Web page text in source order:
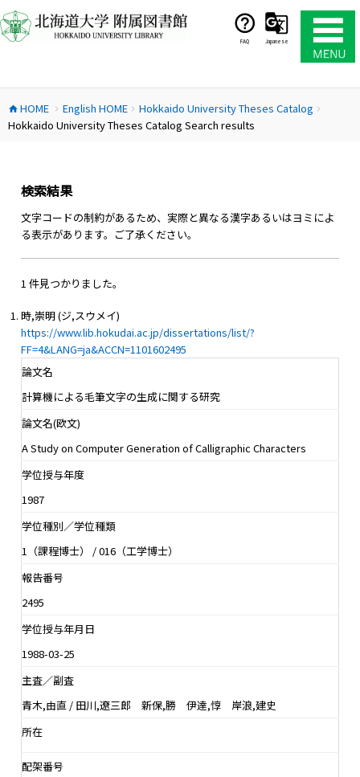
ン
テ
ス
キ
FAQ Japanese
home HOME chevron_right English HOMEchevron_right Hokkaido University Theses Catalog chevron_right
Hokkaido University Theses Catalog Search results
検索結果
文字コードの制約があるため、実際と異なる漢字あるいはヨミによ
る表示があります。ご了承ください。
1 件見つかりました。
時,崇明 (ジ,スウメイ)
https://www.lib.hokudai.ac.jp/dissertations/list/?
FF=4&LANG=ja&ACCN=1101602495
論文名
計算機による毛筆文字の生成に関する研究
論文名(欧文)
A Study on Computer Generation of Calligraphic Characters
学位授与年度
1987
学位種別／学位種類
1（課程博士） / 016（工学博士）
報告番号
2495
学位授与年月日
1988-03-25
主査／副査
青木,由直 / 田川,遼三郎 新保,勝 伊達,惇 岸浪,建史
所在
配架番号